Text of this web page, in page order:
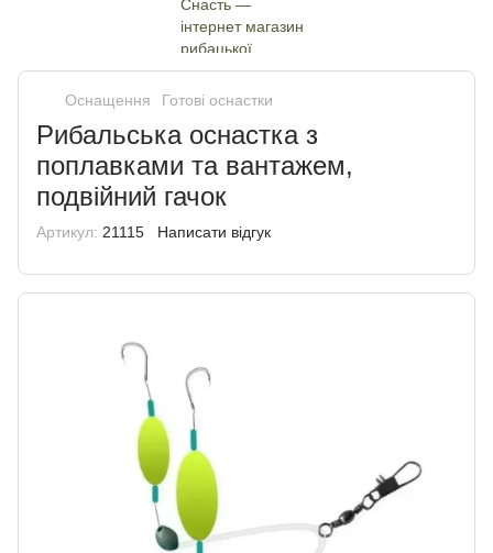
Оснащення Готові оснастки
Рибальська оснастка з
поплавками та вантажем,
подвійний гачок
Артикул: 21115 Написати відгук